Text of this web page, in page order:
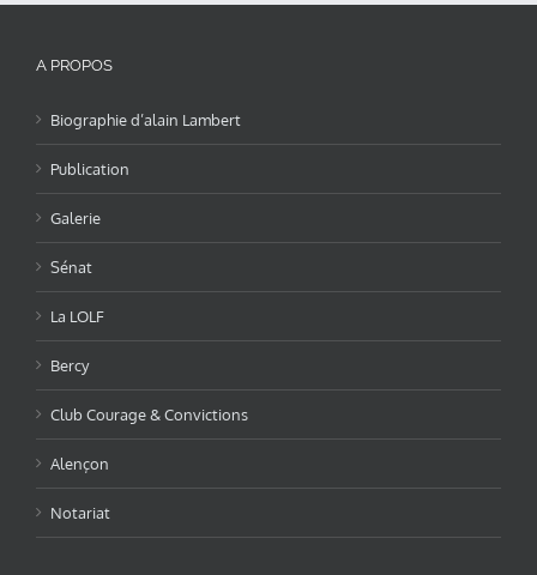
A PROPOS
Biographie d’alain Lambert
Publication
Galerie
Sénat
La LOLF
Bercy
Club Courage & Convictions
Alençon
Notariat